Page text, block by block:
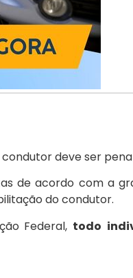
deve ser
de acordo com a
do condutor.
Federal, todo